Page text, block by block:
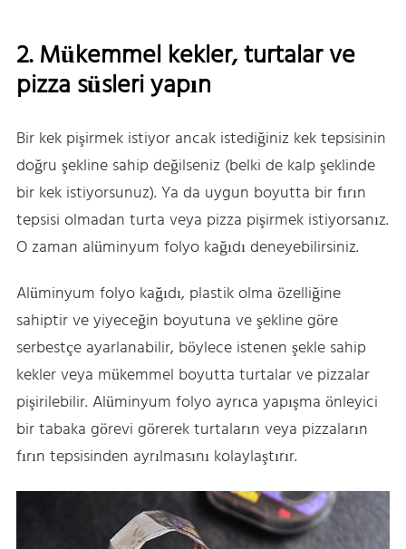
2. Mükemmel kekler, turtalar ve
pizza süsleri yapın
Bir kek pişirmek istiyor ancak istediğiniz kek tepsisinin
doğru şekline sahip değilseniz (belki de kalp şeklinde
bir kek istiyorsunuz). Ya da uygun boyutta bir fırın
tepsisi olmadan turta veya pizza pişirmek istiyorsanız.
O zaman alüminyum folyo kağıdı deneyebilirsiniz.
Alüminyum folyo kağıdı, plastik olma özelliğine
sahiptir ve yiyeceğin boyutuna ve şekline göre
serbestçe ayarlanabilir, böylece istenen şekle sahip
kekler veya mükemmel boyutta turtalar ve pizzalar
pişirilebilir. Alüminyum folyo ayrıca yapışma önleyici
bir tabaka görevi görerek turtaların veya pizzaların
fırın tepsisinden ayrılmasını kolaylaştırır.